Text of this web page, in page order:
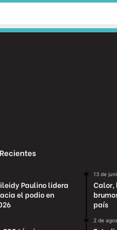
Paulino lidera
el podio en
13 de
Calor,
país
2 de